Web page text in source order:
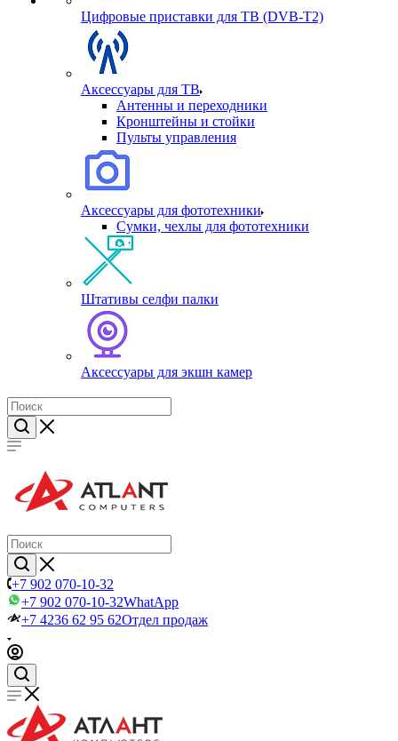
Цифровые приставки для ТВ (DVB-T2)
Аксессуары для ТВ
Антенны и переходники
Кронштейны и стойки
Пульты управления
Аксессуары для фототехники
Сумки, чехлы для фототехники
Штативы селфи палки
Аксессуары для экшн камер
+7 902 070-10-32
+7 902 070-10-32WhatApp
+7 4236 62 95 62Отдел продаж